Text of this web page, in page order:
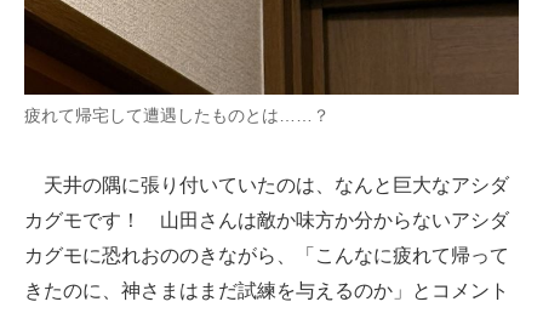
疲れて帰宅して遭遇したものとは……？
天井の隅に張り付いていたのは、なんと巨大なアシダ
カグモです！ 山田さんは敵か味方か分からないアシダ
カグモに恐れおののきながら、「こんなに疲れて帰って
きたのに、神さまはまだ試練を与えるのか」とコメント